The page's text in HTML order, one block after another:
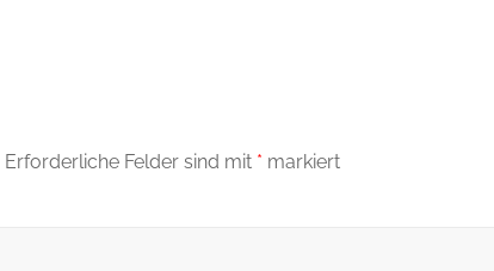
Erforderliche Felder sind mit * markiert